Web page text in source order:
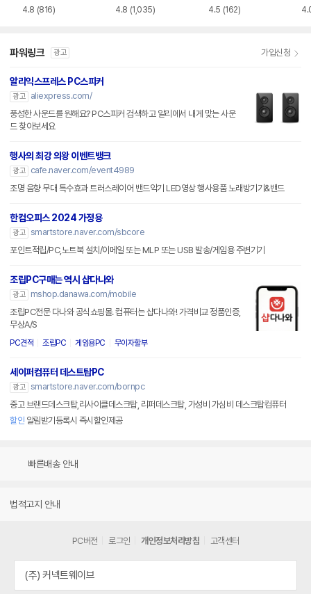
4.8 (816) 4.8 (1,035) 4.5 (162)
파워링크 광고 가입신청
알리익스프레스 PC스피커
광고
aliexpress.com/
풍성한 사운드를 원해요? PC스피커 검색하고 알리에서 내게 맞는 사운
드 찾아보세요
행사의 최강 의왕 이벤트뱅크
광고
cafe.naver.com/event4989
조명 음향 무대 특수효과 트러스레이어 밴드악기 LED영상 행사용품 노래방기기&밴드
한컴오피스 2024 가정용
광고 smartstore.naver.com/sbcore
포인트적립/PC,노트북 설치/이메일 또는 MLP 또는 USB 발송/게임용 주변기기
조립PC구매는 역시 샵다나와
광고
mshop.danawa.com/mobile
조립PC전문 다나와 공식쇼핑몰. 컴퓨터는 샵다나와! 가격비교 정품인증,
무상A/S
PC견적 조립PC 게임용PC 무이자할부
세이퍼컴퓨터 데스트탑PC
광고 smartstore.naver.com/bornpc
중고 브랜드데스크탑,리사이클데스크탑, 리퍼데스크탑, 가성비 가심비 데스크탑컴퓨터
할인 알림받기등록시 즉시할인제공
빠른배송 안내
법적고지 안내
PC버전 로그인 개인정보처리방침 고객센터
(주) 커넥트웨이브